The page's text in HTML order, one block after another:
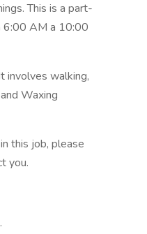
This is a part-
6:00 AM a 10:00
involves walking,
Waxing
this job, please
you.